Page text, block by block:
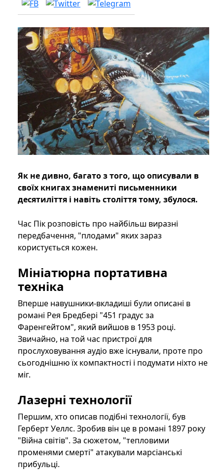
Як не дивно, багато з того, що описували в
своїх книгах знамениті письменники
десятиліття і навіть століття тому, збулося.
Час Пік розповість про найбільш виразні
передбачення, "плодами" яких зараз
користується кожен.
Мініатюрна портативна
техніка
Вперше навушники-вкладиші були описані в
романі Рея Бредбері "451 градус за
Фаренгейтом", який вийшов в 1953 році.
Звичайно, на той час пристрої для
прослуховування аудіо вже існували, проте про
сьогоднішню їх компактності і подумати ніхто не
міг.
Лазерні технології
Першим, хто описав подібні технології, був
Герберт Уеллс. Зробив він це в романі 1897 року
"Війна світів". За сюжетом, "тепловими
променями смерті" атакували марсіанські
прибульці.